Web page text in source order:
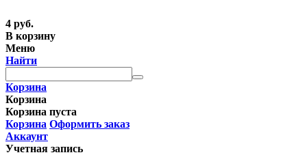
4 руб.
В корзину
Меню
Найти
Корзина
Корзина
Корзина пуста
Корзина Оформить заказ
Аккаунт
Учетная запись